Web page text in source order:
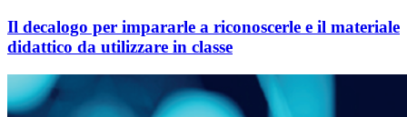
Il decalogo per impararle a riconoscerle e il materiale
didattico da utilizzare in classe